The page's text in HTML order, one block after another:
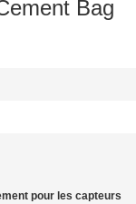
Bag
pour les capteurs